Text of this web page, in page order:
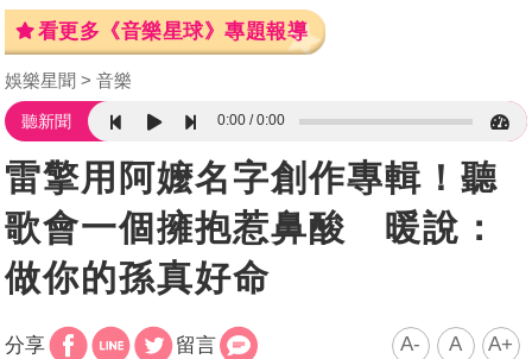
看更多《音樂星球》專題報導
娛樂星聞 音樂
聽新聞 0:00 0:00
雷擎用阿嬤名字創作專輯！聽
歌會一個擁抱惹鼻酸 暖說：
做你的孫真好命
分享 留言 A- A A+